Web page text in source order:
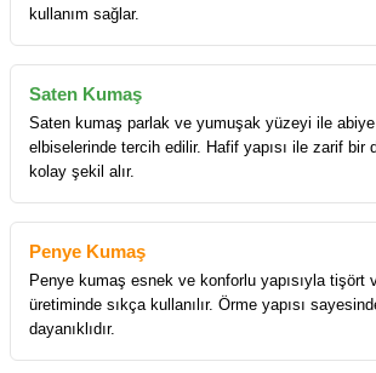
kullanım sağlar.
Saten Kumaş
Saten kumaş parlak ve yumuşak yüzeyi ile
elbiselerinde tercih edilir. Hafif yapısı ile zarif bir
kolay şekil alır.
Penye Kumaş
Penye kumaş esnek ve konforlu yapısıyla tişört
üretiminde sıkça kullanılır. Örme yapısı
dayanıklıdır.